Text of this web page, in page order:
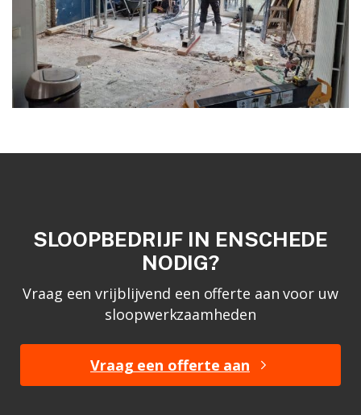
SLOOPBEDRIJF IN ENSCHEDE
NODIG?
Vraag een vrijblijvend een offerte aan voor uw
sloopwerkzaamheden
Vraag een offerte aan